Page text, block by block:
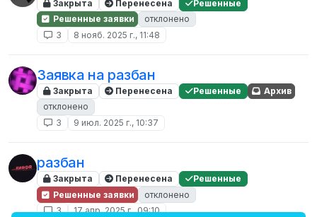
Закрыта Перенесена
Решенные
Решенные заявки
отклонено
3
8 нояб. 2025 г., 11:48
Заявка на разбан
Закрыта Перенесена Решенные
Архив
отклонено
3
9 июл. 2025 г., 10:37
разбан
Закрыта Перенесена
Решенные
Решенные заявки
отклонено
3
17 апр. 2025 г., 09:10